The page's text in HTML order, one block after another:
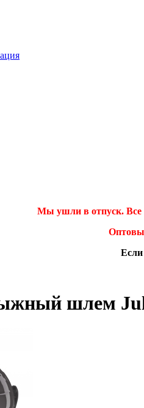
Мы ушли в отпуск. Все
Если
шлем